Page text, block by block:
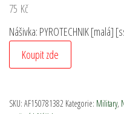
75 Kč
Nášivka: PYROTECHNIK [malá]
Koupit zde
SKU: AF150781382 Kategorie: Military,